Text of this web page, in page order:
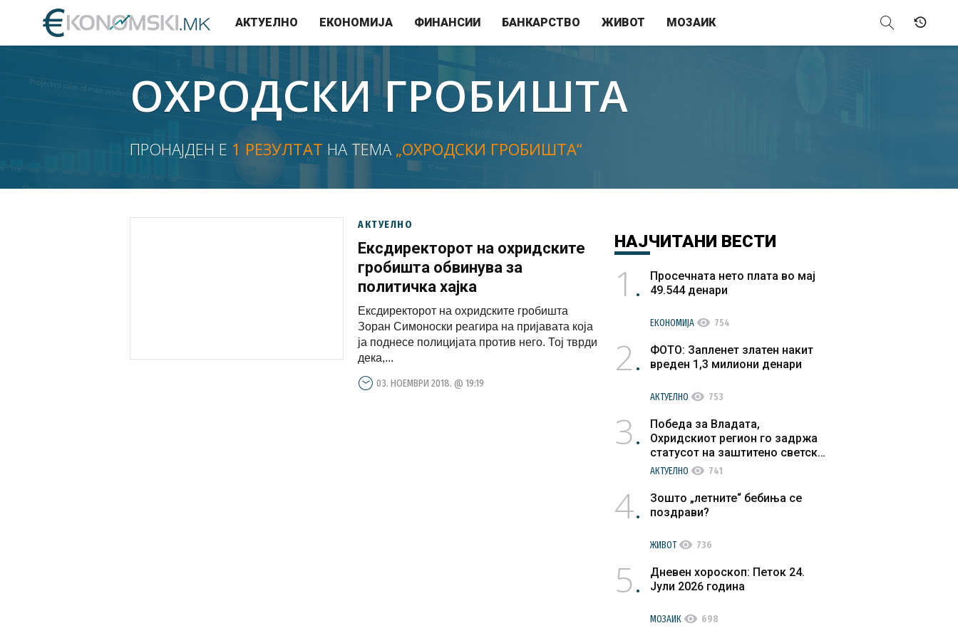
АКТУЕЛНО ЕКОНОМИЈА ФИНАНСИИ БАНКАРСТВО ЖИВОТ МОЗАИК
ОХРОДСКИ ГРОБИШТА
ПРОНАЈДЕН Е 1 РЕЗУЛТАТ НА ТЕМА „ОХРОДСКИ ГРОБИШТА“
АКТУЕЛНО
Ексдиректорот на охридските
гробишта обвинува за
политичка хајка
Ексдиректорот на охридските гробишта
Зоран Симоноски реагира на пријавата која
ја поднесе полицијата против него. Тој тврди
дека,...
03. НОЕМВРИ 2018. @ 19:19
НАЈЧИТАНИ ВЕСТИ
1
Просечната нето плата во мај
49.544 денари
ЕКОНОМИЈА visibility 754
2
ФОТО: Запленет златен накит
вреден 1,3 милиони денари
АКТУЕЛНО visibility 753
3
Победа за Владата,
Охридскиот регион го задржа
статусот на заштитено светско
културно наследство
АКТУЕЛНО visibility 741
4
Зошто „летните“ бебиња се
поздрави?
ЖИВОТvisibility 736
5
Дневен хороскоп: Петок 24.
Јули 2026 година
МОЗАИК visibility 698